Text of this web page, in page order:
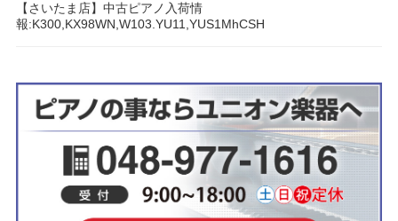
【さいたま店】中古ピアノ入荷情
報:K300,KX98WN,W103.YU11,YUS1MhCSH